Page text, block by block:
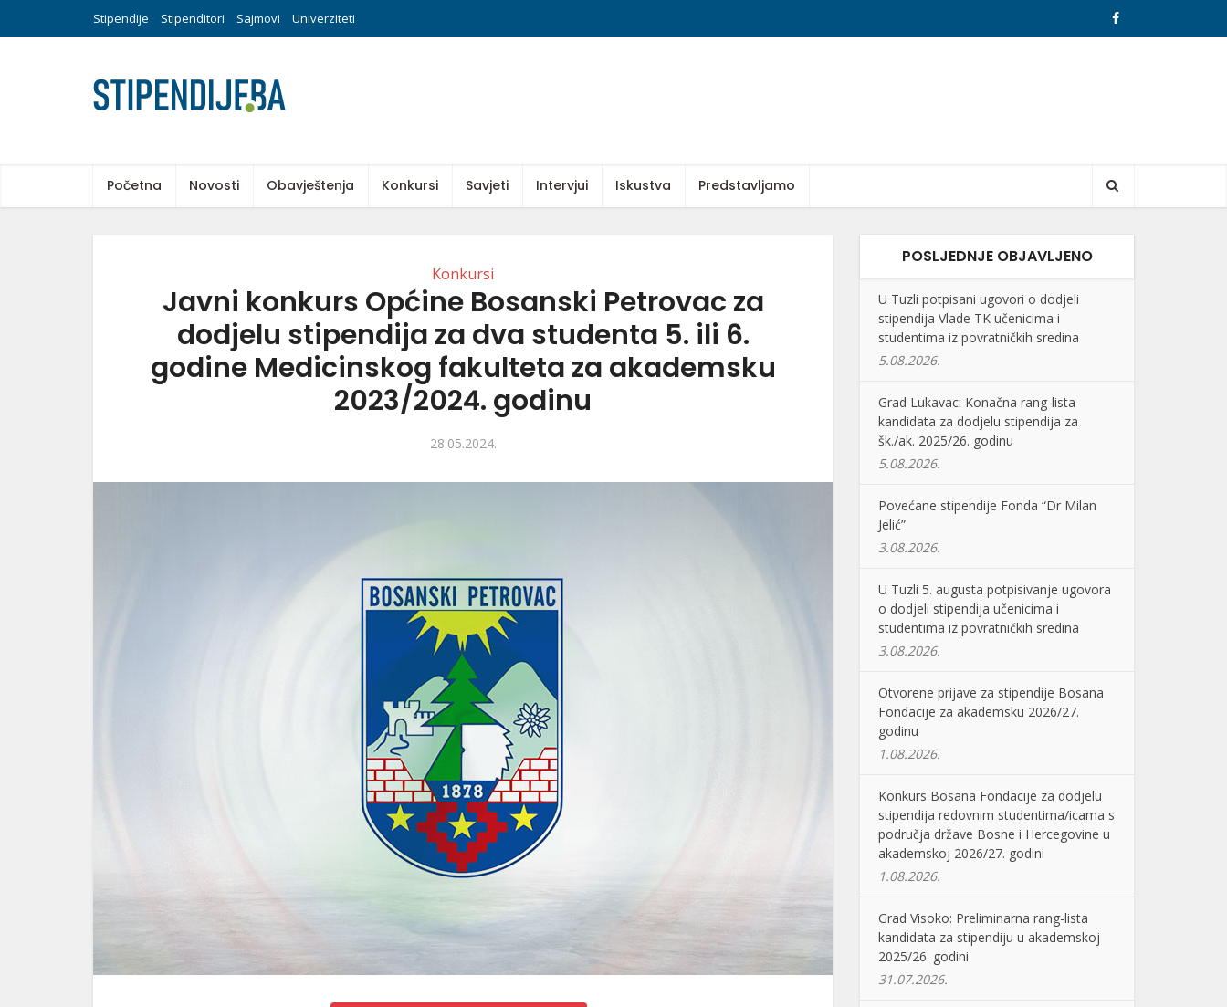
Stipendije Stipenditori Sajmovi Univerziteti
Početna Novosti Obavještenja Konkursi Savjeti Intervjui Iskustva Predstavljamo
Konkursi
Javni konkurs Općine Bosanski Petrovac za
dodjelu stipendija za dva studenta 5. ili 6.
godine Medicinskog fakulteta za akademsku
2023/2024. godinu
28.05.2024.
POSLJEDNJE OBJAVLJENO
U Tuzli potpisani ugovori o dodjeli
stipendija Vlade TK učenicima i
studentima iz povratničkih sredina
5.08.2026.
Grad Lukavac: Konačna rang-lista
kandidata za dodjelu stipendija za
šk./ak. 2025/26. godinu
5.08.2026.
Povećane stipendije Fonda “Dr Milan
Jelić”
3.08.2026.
U Tuzli 5. augusta potpisivanje ugovora
o dodjeli stipendija učenicima i
studentima iz povratničkih sredina
3.08.2026.
Otvorene prijave za stipendije Bosana
Fondacije za akademsku 2026/27.
godinu
1.08.2026.
Konkurs Bosana Fondacije za dodjelu
stipendija redovnim studentima/icama s
područja države Bosne i Hercegovine u
akademskoj 2026/27. godini
1.08.2026.
Grad Visoko: Preliminarna rang-lista
kandidata za stipendiju u akademskoj
2025/26. godini
31.07.2026.